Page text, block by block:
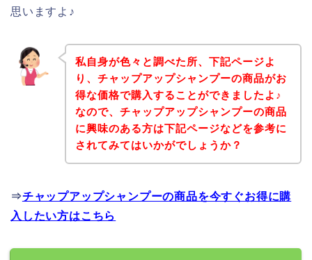
思いますよ♪
私自身が色々と調べた所、下記ページよ
り、チャップアップシャンプーの商品がお
得な価格で購入することができましたよ♪
なので、チャップアップシャンプーの商品
に興味のある方は下記ページなどを参考に
されてみてはいかがでしょうか？
⇒チャップアップシャンプーの商品を今すぐお得に購
入したい方はこちら